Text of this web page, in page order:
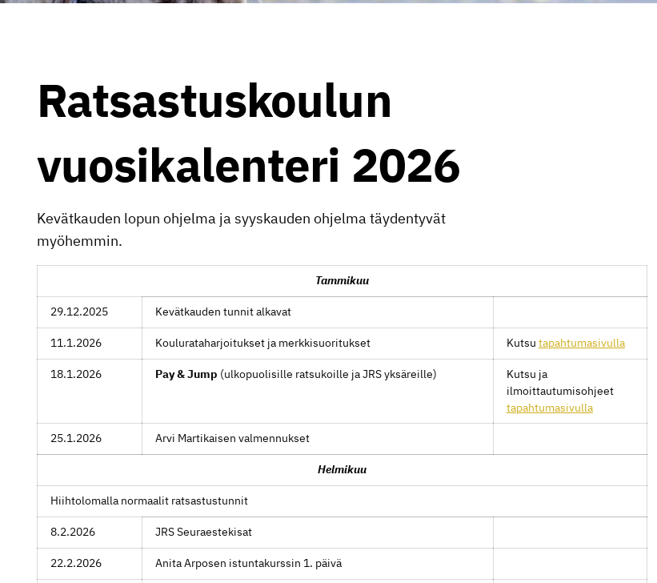
Ratsastuskoulun
vuosikalenteri 2026
Kevätkauden lopun ohjelma ja syyskauden ohjelma täydentyvät
myöhemmin.
Tammikuu
29.12.2025 Kevätkauden tunnit alkavat
11.1.2026 Koulurataharjoitukset ja merkkisuoritukset Kutsu tapahtumasivulla
18.1.2026 Pay & Jump (ulkopuolisille ratsukoille ja JRS yksäreille)
Kutsu ja
ilmoittautumisohjeet
tapahtumasivulla
25.1.2026 Arvi Martikaisen valmennukset
Helmikuu
Hiihtolomalla normaalit ratsastustunnit
8.2.2026 JRS Seuraestekisat
22.2.2026 Anita Arposen istuntakurssin 1. päivä